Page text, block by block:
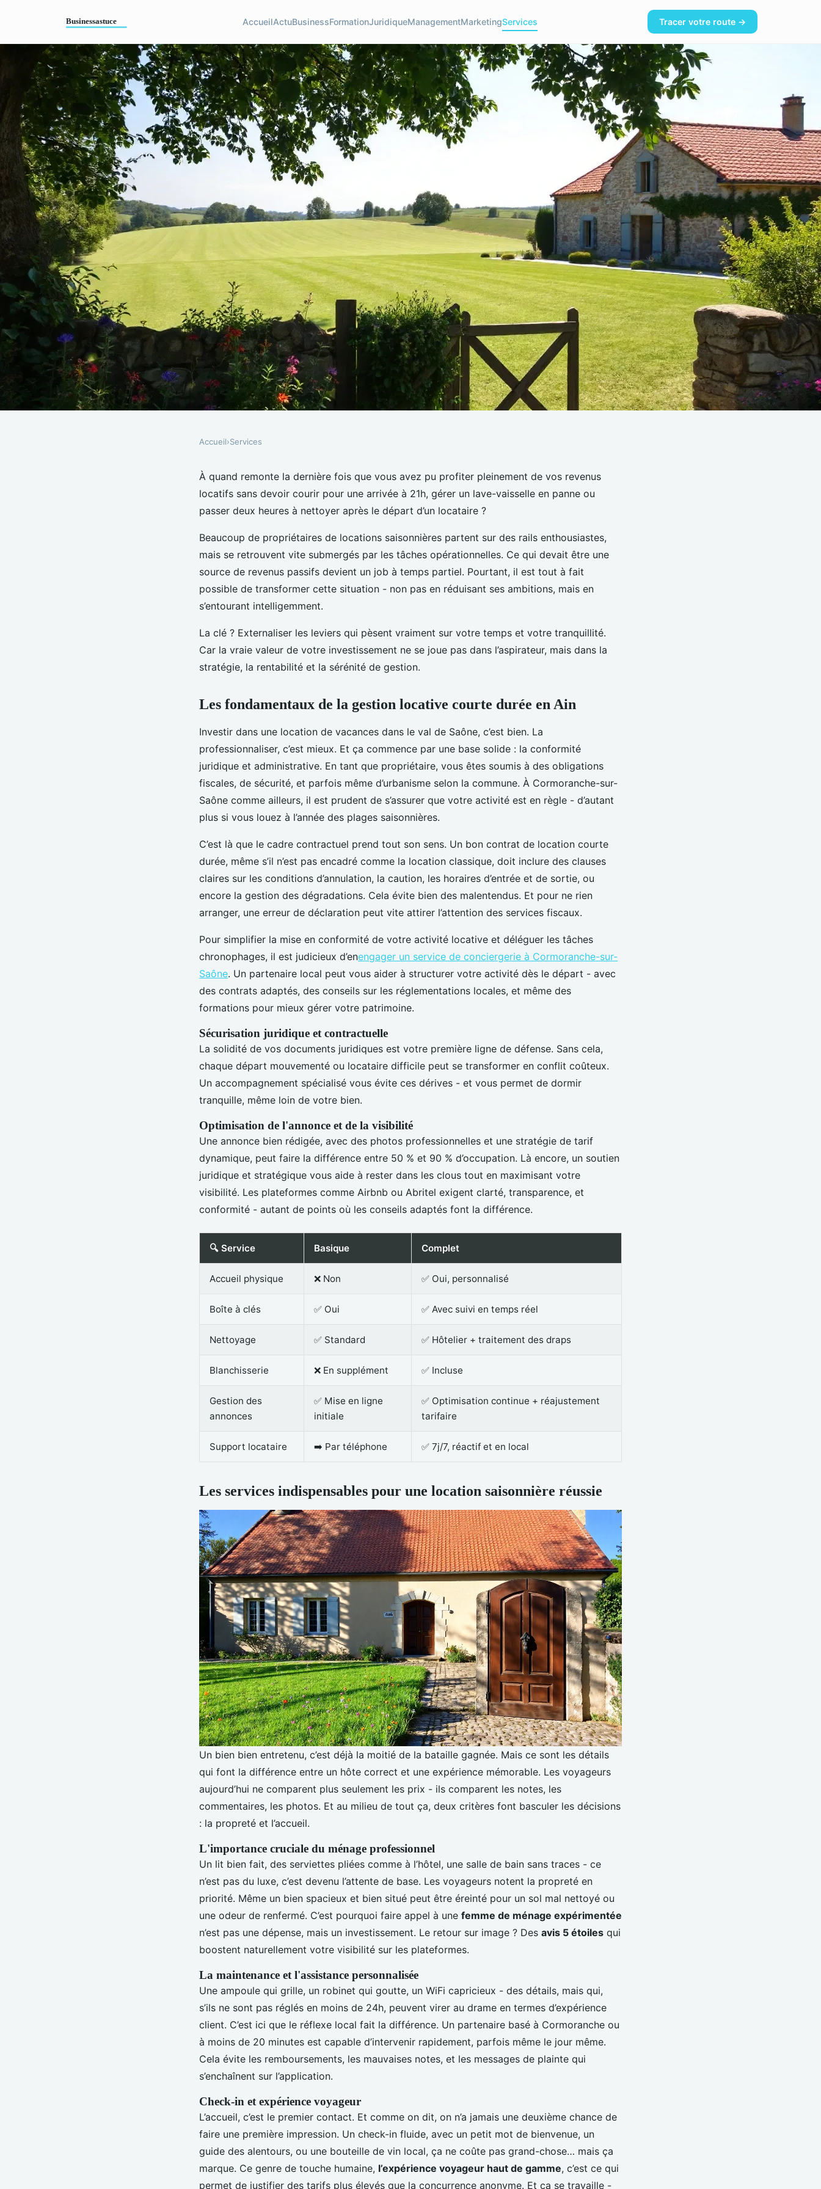
AccueilActuBusinessFormationJuridiqueManagementMarketingServices Tracer votre route →
Conciergerie personnalisée à
Cormoranche-sur-Saône pour locations
Accueil›Services
À quand remonte la dernière fois que vous avez pu profiter pleinement de vos revenus
locatifs sans devoir courir pour une arrivée à 21h, gérer un lave-vaisselle en panne ou
passer deux heures à nettoyer après le départ d’un locataire ?
Beaucoup de propriétaires de locations saisonnières partent sur des rails enthousiastes,
mais se retrouvent vite submergés par les tâches opérationnelles. Ce qui devait être une
source de revenus passifs devient un job à temps partiel. Pourtant, il est tout à fait
possible de transformer cette situation - non pas en réduisant ses ambitions, mais en
s’entourant intelligemment.
La clé ? Externaliser les leviers qui pèsent vraiment sur votre temps et votre tranquillité.
Car la vraie valeur de votre investissement ne se joue pas dans l’aspirateur, mais dans la
stratégie, la rentabilité et la sérénité de gestion.
Les fondamentaux de la gestion locative courte durée en Ain
Investir dans une location de vacances dans le val de Saône, c’est bien. La
professionnaliser, c’est mieux. Et ça commence par une base solide : la conformité
juridique et administrative. En tant que propriétaire, vous êtes soumis à des obligations
fiscales, de sécurité, et parfois même d’urbanisme selon la commune. À Cormoranche-sur-
Saône comme ailleurs, il est prudent de s’assurer que votre activité est en règle - d’autant
plus si vous louez à l’année des plages saisonnières.
C’est là que le cadre contractuel prend tout son sens. Un bon contrat de location courte
durée, même s’il n’est pas encadré comme la location classique, doit inclure des clauses
claires sur les conditions d’annulation, la caution, les horaires d’entrée et de sortie, ou
encore la gestion des dégradations. Cela évite bien des malentendus. Et pour ne rien
arranger, une erreur de déclaration peut vite attirer l’attention des services fiscaux.
Pour simplifier la mise en conformité de votre activité locative et déléguer les tâches
chronophages, il est judicieux d’enengager un service de conciergerie à Cormoranche-sur-
Saône. Un partenaire local peut vous aider à structurer votre activité dès le départ - avec
des contrats adaptés, des conseils sur les réglementations locales, et même des
formations pour mieux gérer votre patrimoine.
Sécurisation juridique et contractuelle
La solidité de vos documents juridiques est votre première ligne de défense. Sans cela,
chaque départ mouvementé ou locataire difficile peut se transformer en conflit coûteux.
Un accompagnement spécialisé vous évite ces dérives - et vous permet de dormir
tranquille, même loin de votre bien.
Optimisation de l'annonce et de la visibilité
Une annonce bien rédigée, avec des photos professionnelles et une stratégie de tarif
dynamique, peut faire la différence entre 50 % et 90 % d’occupation. Là encore, un soutien
juridique et stratégique vous aide à rester dans les clous tout en maximisant votre
visibilité. Les plateformes comme Airbnb ou Abritel exigent clarté, transparence, et
conformité - autant de points où les conseils adaptés font la différence.
🔍 Service Basique Complet
Accueil physique ❌ Non ✅ Oui, personnalisé
Boîte à clés ✅ Oui ✅ Avec suivi en temps réel
Nettoyage ✅ Standard ✅ Hôtelier + traitement des draps
Blanchisserie ❌ En supplément ✅ Incluse
Gestion des
annonces
✅ Mise en ligne
initiale
✅ Optimisation continue + réajustement
tarifaire
Support locataire ➡️ Par téléphone ✅ 7j/7, réactif et en local
Les services indispensables pour une location saisonnière réussie
Un bien bien entretenu, c’est déjà la moitié de la bataille gagnée. Mais ce sont les détails
qui font la différence entre un hôte correct et une expérience mémorable. Les voyageurs
aujourd’hui ne comparent plus seulement les prix - ils comparent les notes, les
commentaires, les photos. Et au milieu de tout ça, deux critères font basculer les décisions
: la propreté et l’accueil.
L'importance cruciale du ménage professionnel
Un lit bien fait, des serviettes pliées comme à l’hôtel, une salle de bain sans traces - ce
n’est pas du luxe, c’est devenu l’attente de base. Les voyageurs notent la propreté en
priorité. Même un bien spacieux et bien situé peut être éreinté pour un sol mal nettoyé ou
une odeur de renfermé. C’est pourquoi faire appel à une femme de ménage expérimentée
n’est pas une dépense, mais un investissement. Le retour sur image ? Des avis 5 étoiles qui
boostent naturellement votre visibilité sur les plateformes.
La maintenance et l'assistance personnalisée
Une ampoule qui grille, un robinet qui goutte, un WiFi capricieux - des détails, mais qui,
s’ils ne sont pas réglés en moins de 24h, peuvent virer au drame en termes d’expérience
client. C’est ici que le réflexe local fait la différence. Un partenaire basé à Cormoranche ou
à moins de 20 minutes est capable d’intervenir rapidement, parfois même le jour même.
Cela évite les remboursements, les mauvaises notes, et les messages de plainte qui
s’enchaînent sur l’application.
Check-in et expérience voyageur
L’accueil, c’est le premier contact. Et comme on dit, on n’a jamais une deuxième chance de
faire une première impression. Un check-in fluide, avec un petit mot de bienvenue, un
guide des alentours, ou une bouteille de vin local, ça ne coûte pas grand-chose… mais ça
marque. Ce genre de touche humaine, l’expérience voyageur haut de gamme, c’est ce qui
permet de justifier des tarifs plus élevés que la concurrence anonyme. Et ça se travaille -